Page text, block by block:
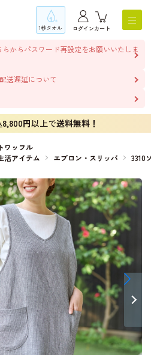
1秒タオル ログインカート
らからパスワード再設定をお願いいたしま
送遅延について
8,800円以上で送料無料！
ワッフル
活アイテム エプロン・スリッパ 3310